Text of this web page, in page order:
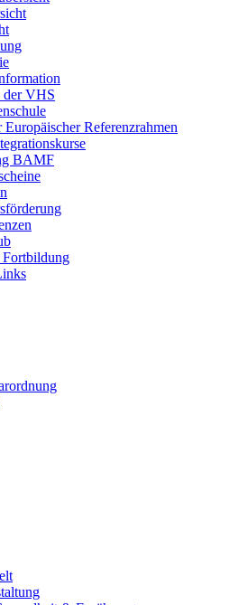
der VHS
Europäischer Referenzrahmen
BAMF